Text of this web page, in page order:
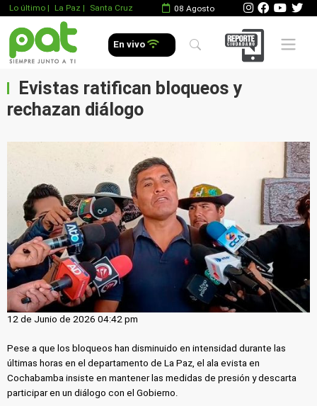
Lo último | La Paz | Santa Cruz 08 Agosto
En vivo Mobile
Evistas ratifican bloqueos y
rechazan diálogo
12 de Junio de 2026 04:42 pm
Pese a que los bloqueos han disminuido en intensidad durante las
últimas horas en el departamento de La Paz, el ala evista en
Cochabamba insiste en mantener las medidas de presión y descarta
participar en un diálogo con el Gobierno.